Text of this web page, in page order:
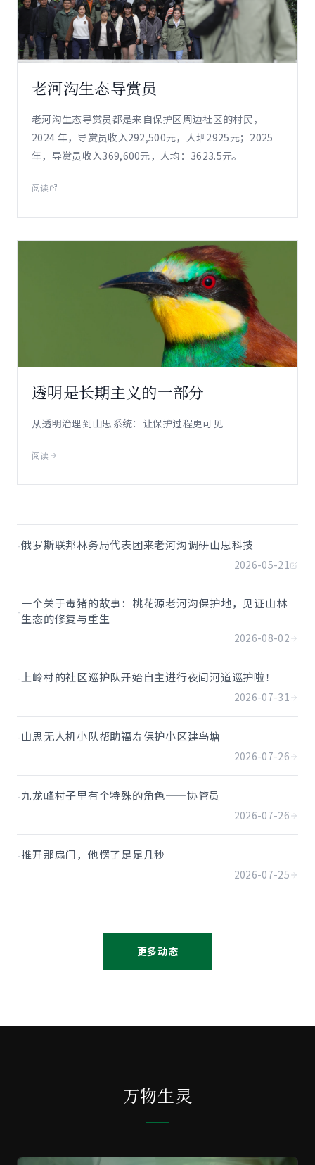
老河沟生态导赏员
老河沟生态导赏员都是来自保护区周边社区的村民，
2024 年，导赏员收入292,500元，人垇2925元；2025
年，导赏员收入369,600元，人均：3623.5元。
阅读
透明是长期主义的一部分
从透明治理到山思系统：让保护过程更可见
阅读
-俄罗斯联邦林务局代表团来老河沟调研山思科技
2026-05-21
-一个关于毒猪的故事：桃花源老河沟保护地，见证山林
生态的修复与重生
2026-08-02
- 上岭村的社区巡护队开始自主进行夜间河道巡护啦！
2026-07-31
-山思无人机小队帮助福寿保护小区建鸟塘
2026-07-26
-九龙峰村子里有个特殊的角色——协管员
2026-07-26
-推开那扇门，他愣了足足几秒
2026-07-25
更多动态
万物生灵